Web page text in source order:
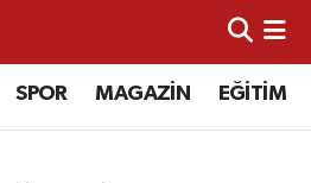
SPOR MAGAZİN EĞİTİM